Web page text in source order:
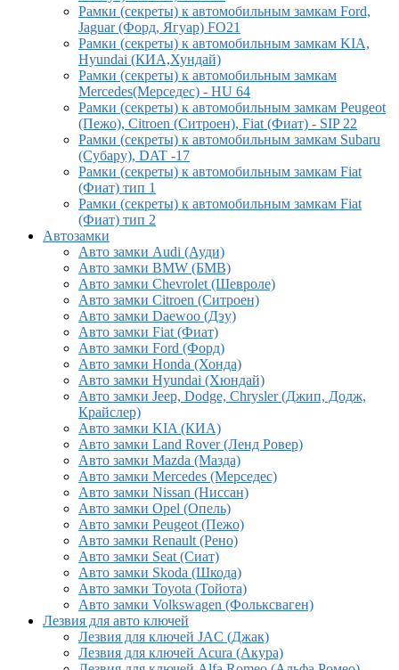
Рамки (секреты) к автомобильным замкам Ford,
Jaguar (Форд, Ягуар) FO21
Рамки (секреты) к автомобильным замкам KIA,
Hyundai (КИА,Хундай)
Рамки (секреты) к автомобильным замкам
Mercedes(Мерседес) - HU 64
Рамки (секреты) к автомобильным замкам Peugeot
(Пежо), Citroen (Ситроен), Fiat (Фиат) - SIP 22
Рамки (секреты) к автомобильным замкам Subaru
(Субару), DAT -17
Рамки (секреты) к автомобильным замкам Fiat
(Фиат) тип 1
Рамки (секреты) к автомобильным замкам Fiat
(Фиат) тип 2
Автозамки
Авто замки Audi (Ауди)
Авто замки BMW (БМВ)
Авто замки Chevrolet (Шевроле)
Авто замки Citroen (Ситроен)
Авто замки Daewoo (Дэу)
Авто замки Fiat (Фиат)
Авто замки Ford (Форд)
Авто замки Honda (Хонда)
Авто замки Hyundai (Хюндай)
Авто замки Jeep, Dodge, Chrysler (Джип, Додж,
Крайслер)
Авто замки KIA (КИА)
Авто замки Land Rover (Ленд Ровер)
Авто замки Mazda (Мазда)
Авто замки Mercedes (Мерседес)
Авто замки Nissan (Ниссан)
Авто замки Opel (Опель)
Авто замки Peugeot (Пежо)
Авто замки Renault (Рено)
Авто замки Seat (Сиат)
Авто замки Skoda (Шкода)
Авто замки Toyota (Тойота)
Авто замки Volkswagen (Фольксваген)
Лезвия для авто ключей
Лезвия для ключей JAC (Джак)
Лезвия для ключей Acura (Акура)